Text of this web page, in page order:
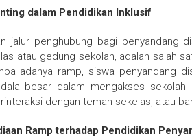
dalam Pendidikan Inklusif
jalur penghubung bagi penyandang
atau gedung sekolah, adalah salah
adanya ramp, siswa penyandang
besar dalam mengakses
dengan teman sekelas, atau
Ramp terhadap Pendidikan